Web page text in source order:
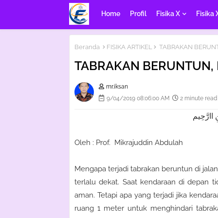
Home Profil Fisika X Fisika
Beranda FISIKA ARTIKEL TABRAKAN
TABRAKAN BERUNTUN,
mr.iksan
9/04/2019 08:06:00 AM
2 minute read
اارَّحِيم
Oleh : Prof. Mikrajuddin Abdulah
Mengapa terjadi tabrakan beruntun di
terlalu dekat. Saat kendaraan di depan
aman. Tetapi apa yang terjadi jika
ruang 1 meter untuk menghindari